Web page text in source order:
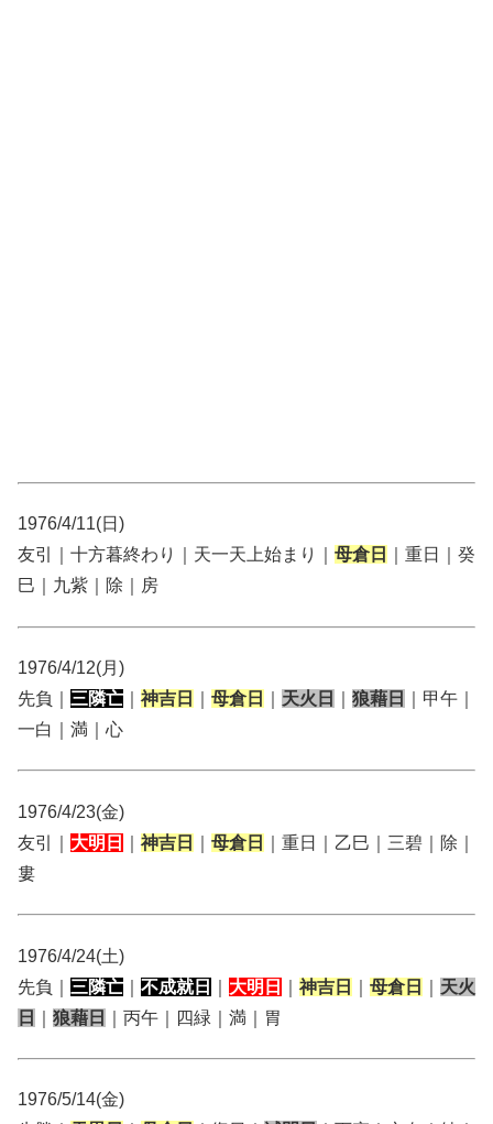
1976/4/11(日)
友引｜十方暮終わり｜天一天上始まり｜ 母倉日
｜重日｜癸
巳｜九紫｜除｜房
1976/4/12(月)
先負｜ 三隣亡 神吉日 母倉日 天火日 狼藉日
｜甲午｜
一白｜満｜心
1976/4/23(金)
友引｜ 大明日 神吉日 母倉日
｜重日｜乙巳｜三碧｜除｜
婁
1976/4/24(土)
先負｜ 三隣亡 不成就日 大明日 神吉日 母倉日
天火
日
狼藉日 ｜丙午｜四緑｜満｜胃
1976/5/14(金)